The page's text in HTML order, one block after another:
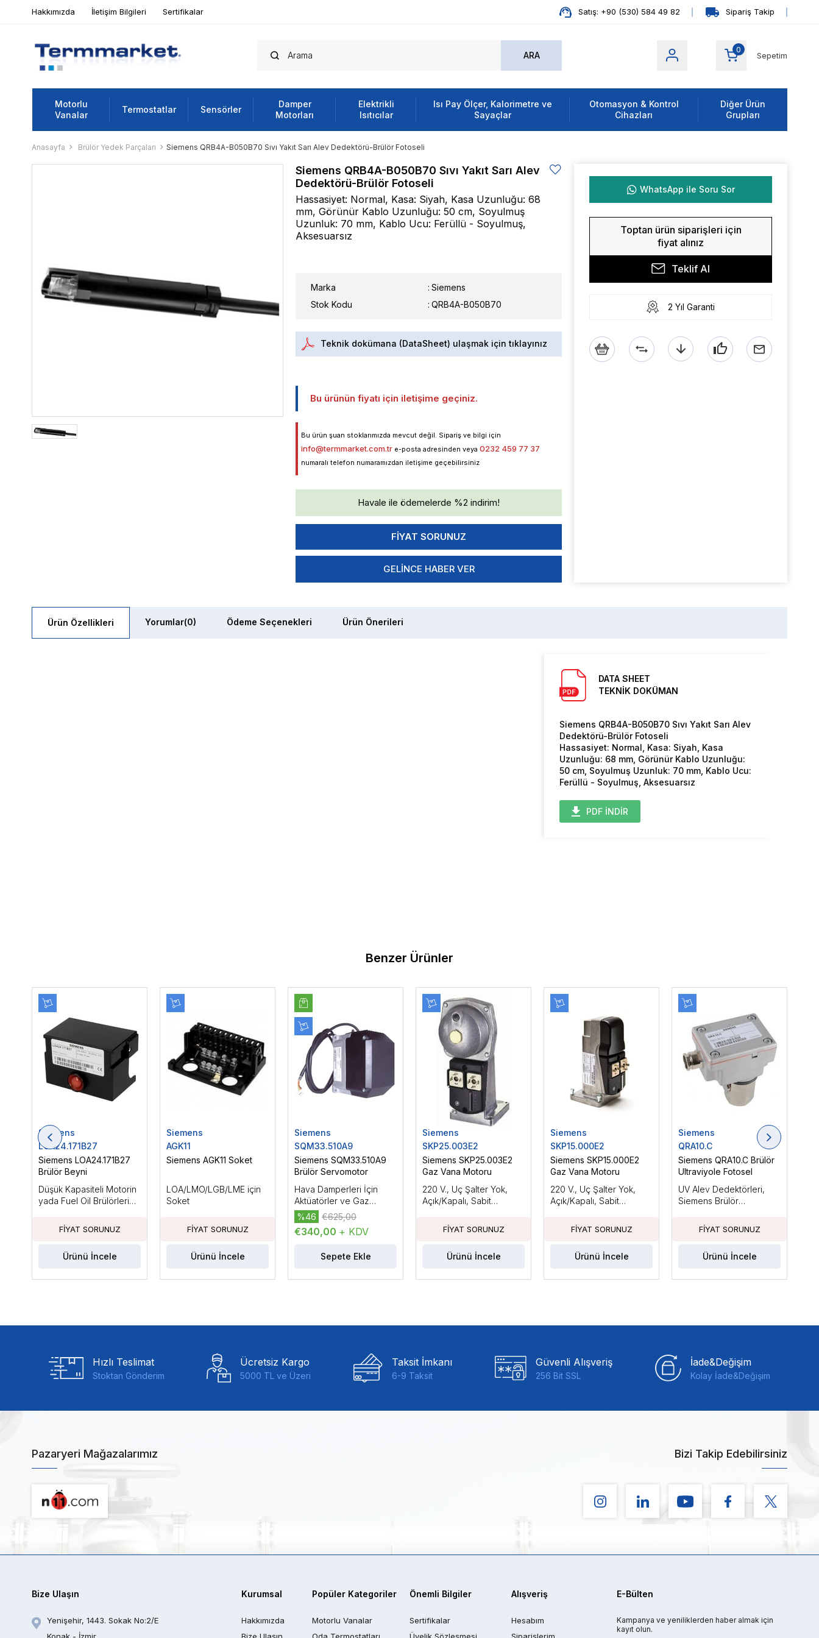
Hakkımızda İletişim Bilgileri Sertifikalar Satış: +90 (530) 584 49 82 Sipariş Takip
Sepetim
0
Motorlu
Vanalar
Termostatlar Sensörler
Damper
Motorları
Elektrikli
Isıtıcılar
Isı Pay Ölçer, Kalorimetre ve
Sayaçlar
Otomasyon & Kontrol
Cihazları
Diğer Ürün
Grupları
Anasayfa Brülör Yedek Parçaları Siemens QRB4A-B050B70 Sıvı Yakıt Sarı Alev Dedektörü-Brülör Fotoseli
Siemens QRB4A-B050B70 Sıvı Yakıt Sarı Alev
Dedektörü-Brülör Fotoseli
Hassasiyet: Normal, Kasa: Siyah, Kasa Uzunluğu: 68
mm, Görünür Kablo Uzunluğu: 50 cm, Soyulmuş
Uzunluk: 70 mm, Kablo Ucu: Ferüllü - Soyulmuş,
Aksesuarsız
Marka : Siemens
Stok Kodu
QRB4A-B050B70
Teknik dokümana (DataSheet) ulaşmak için tıklayınız
Bu ürünün fiyatı için iletişime geçiniz.
Bu ürün şuan stoklarımızda mevcut değil. Sipariş ve bilgi için
info@termmarket.com.tr e-posta adresinden veya 0232 459 77 37
numaralı telefon numaramızdan iletişime geçebilirsiniz
Havale ile ödemelerde %2 indirim!
GELINCE HABER VER
WhatsApp ile Soru Sor
Toptan ürün siparişleri için
fiyat alınız
Teklif Al
2 Yıl Garanti
Ürün Özellikleri Yorumlar(0) Ödeme Seçenekleri Ürün Önerileri
DATA SHEET
TEKNİK DOKÜMAN
Siemens QRB4A-B050B70 Sıvı Yakıt Sarı Alev
Dedektörü-Brülör Fotoseli
Hassasiyet: Normal, Kasa: Siyah, Kasa
Uzunluğu: 68 mm, Görünür Kablo Uzunluğu:
50 cm, Soyulmuş Uzunluk: 70 mm, Kablo Ucu:
Ferüllü - Soyulmuş, Aksesuarsız
PDF İNDİR
Benzer Ürünler
Siemens
LOA24.171B27
Siemens LOA24.171B27
Brülör Beyni
Düşük Kapasiteli Motorin
yada Fuel Oil Brülörleri
Ürünü İncele
Siemens
AGK11
Siemens AGK11 Soket
LOA/LMO/LGB/LME için
Soket
Ürünü İncele
Siemens
SQM33.510A9
Siemens SQM33.510A9
Brülör Servomotor
Hava Damperleri İçin
Aktüatörler ve Gaz
Damperleri, Elektromotor
Aktüatörler, AC/DC 24
V.Tutma Torku:3Nm,
€340,00 + KDV
%46 €625,00
Sepete Ekle
Siemens
SKP25.003E2
Siemens SKP25.003E2
Gaz Vana Motoru
220 V., Uç Şalter Yok,
Açık/Kapalı, Sabit
Kadar Basınç Regülatörlü
Ürünü İncele
Siemens
SKP15.000E2
Siemens SKP15.000E2
Gaz Vana Motoru
220 V., Uç Şalter Yok,
Açık/Kapalı, Sabit
Ürünü İncele
Siemens
QRA10.C
Siemens QRA10.C Brülör
Ultraviyole Fotosel
UV Alev Dedektörleri,
Siemens Brülör
İçin Tasarlanmıştır
Ürünü İncele
Hızlı Teslimat
Stoktan Gönderim
Ücretsiz Kargo
5000 TL ve Üzeri
Taksit İmkanı
6-9 Taksit
Güvenli Alışveriş
256 Bit SSL
İade&Değişim
Kolay İade&Değişim
Pazaryeri Mağazalarımız Bizi Takip Edebilirsiniz
Bize Ulaşın
Yenişehir, 1443. Sokak No:2/E
Kurumsal
Hakkımızda
Popüler Kategoriler
Motorlu Vanalar
Önemli Bilgiler
Sertifikalar
Alışveriş
Hesabım
E-Bülten
Kampanya ve yeniliklerden haber almak için
kayıt olun.